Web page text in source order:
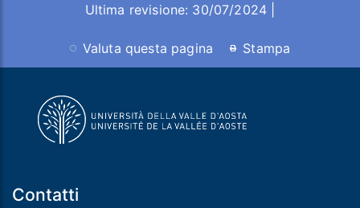
Ultima revisione: 30/07/2024 |
Valuta questa pagina Stampa
Contatti